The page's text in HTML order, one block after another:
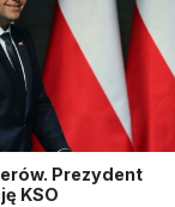
Prezydent
KSO